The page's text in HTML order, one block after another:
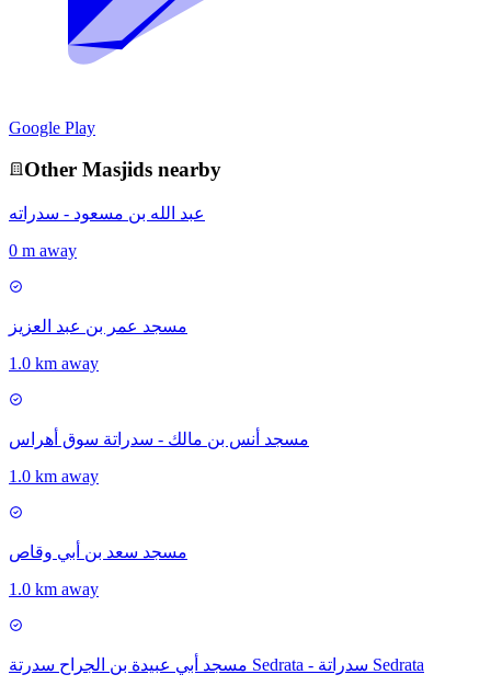
Google Play
Other Masjids nearby
عبد الله بن مسعود - سدراته
0 m away
مسجد عمر بن عبد العزيز
1.0 km away
مسجد أنس بن مالك - سدراتة سوق أهراس
1.0 km away
مسجد سعد بن أبي وقاص
1.0 km away
مسجد أبي عبيدة بن الجراح سدرتة Sedrata - سدراتة Sedrata